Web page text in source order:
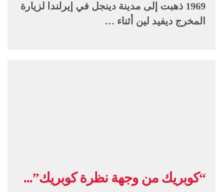
1969 ذهبت إلى مدينة دينجل في إيرلندا لزيارة
المخرج ديفيد لين أثناء …
“كوبريك من وجهة نظرة كوبريك”...